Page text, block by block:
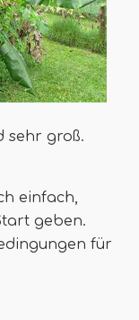
sehr groß.
einfach,
geben.
für